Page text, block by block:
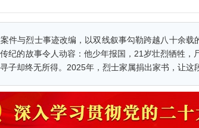
件与烈士事迹改编，以双线叙事勾勒跨越八十余
纪的故事令人动容：他少年报国，21岁壮烈牺牲，
子却终无所得。2025年，烈士家属捐出家书，让